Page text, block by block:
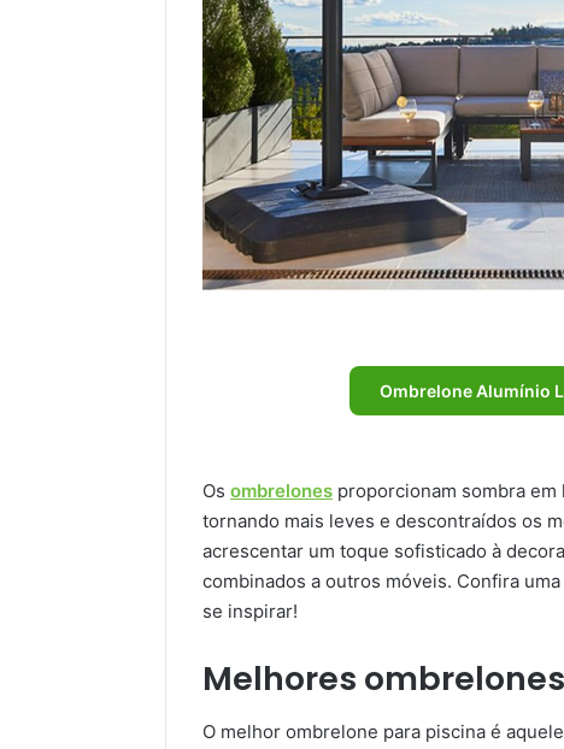
Ombrelone Alumínio
Os ombrelones proporcionam sombra
tornando mais leves e descontraídos os
acrescentar um toque sofisticado à
combinados a outros móveis. Confira
se inspirar!
Melhores
O melhor ombrelone para piscina é